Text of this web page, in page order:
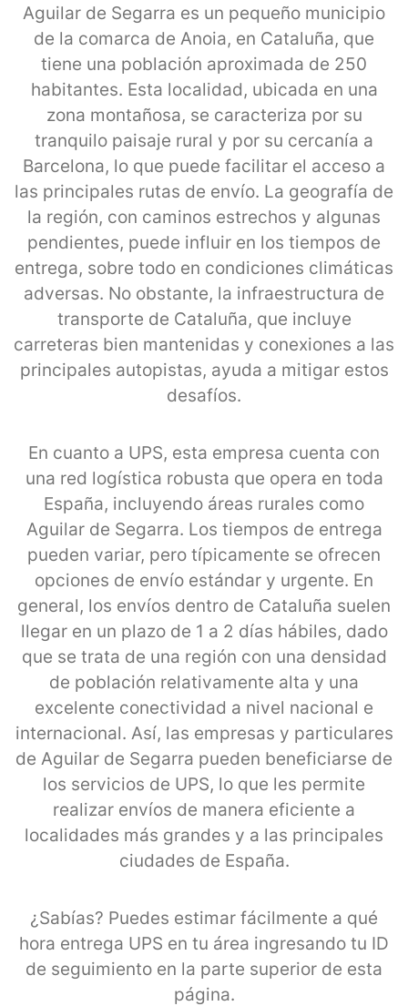
Aguilar de Segarra es un pequeño municipio
de la comarca de Anoia, en Cataluña, que
tiene una población aproximada de 250
habitantes. Esta localidad, ubicada en una
zona montañosa, se caracteriza por su
tranquilo paisaje rural y por su cercanía a
Barcelona, lo que puede facilitar el acceso a
las principales rutas de envío. La geografía de
la región, con caminos estrechos y algunas
pendientes, puede influir en los tiempos de
entrega, sobre todo en condiciones climáticas
adversas. No obstante, la infraestructura de
transporte de Cataluña, que incluye
carreteras bien mantenidas y conexiones a las
principales autopistas, ayuda a mitigar estos
desafíos.
En cuanto a UPS, esta empresa cuenta con
una red logística robusta que opera en toda
España, incluyendo áreas rurales como
Aguilar de Segarra. Los tiempos de entrega
pueden variar, pero típicamente se ofrecen
opciones de envío estándar y urgente. En
general, los envíos dentro de Cataluña suelen
llegar en un plazo de 1 a 2 días hábiles, dado
que se trata de una región con una densidad
de población relativamente alta y una
excelente conectividad a nivel nacional e
internacional. Así, las empresas y particulares
de Aguilar de Segarra pueden beneficiarse de
los servicios de UPS, lo que les permite
realizar envíos de manera eficiente a
localidades más grandes y a las principales
ciudades de España.
¿Sabías? Puedes estimar fácilmente a qué
hora entrega UPS en tu área ingresando tu ID
de seguimiento en la parte superior de esta
página.